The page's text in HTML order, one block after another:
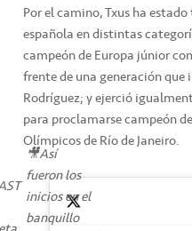
Por el camino, Txus ha
española en distintas
campeón de Europa júnior
frente de una generación
Rodríguez; y ejerció
para proclamarse campeón
Olímpicos de Río de Janeiro.
🎥Así
fueron los
inicios en el
banquillo